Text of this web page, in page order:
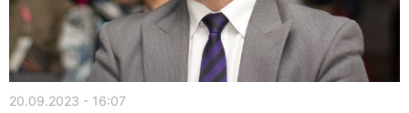
20.09.2023 - 16:07